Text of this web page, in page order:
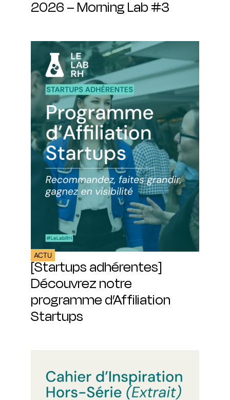
2026 – Morning Lab #3
ACTU
[Startups adhérentes]
Découvrez notre
programme d’Affiliation
Startups